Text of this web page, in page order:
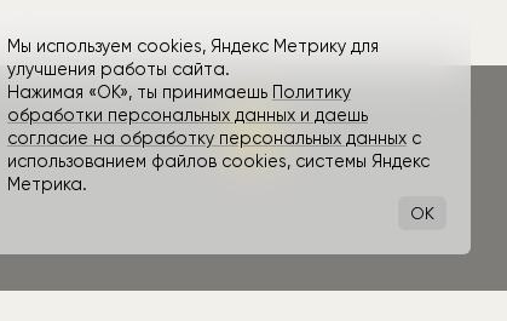
Мы используем cookies, Яндекс Метрику для
улучшения работы сайта.
Нажимая «ОК», ты принимаешь Политику
обработки персональных данных и даешь
согласие на обработку персональных данныхс
использованием файлов cookies, системы Яндекс
Метрика.
OK